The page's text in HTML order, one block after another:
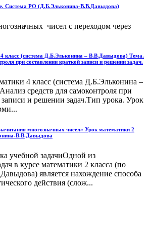
Система РО (Д.Б.Эльконина-В.В.Давыдова)
чисел с переходом через
класс (система Д.Б.Эльконина – В.В.Давыдова) Тема.
при составлении краткой записи и решении задач.
4 класс (система Д.Б.Эльконина –
средств для самоконтроля при
записи и решении задач.Тип урока. Урок
многозначных чисел» Урок математики 2
В.В.Давыдова
учебной задачиОдной из
в курсе математики 2 класса (по
является нахождение способа
действия (слож...